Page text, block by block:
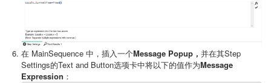
在 MainSequence 中，插入一个Message Popup， 并在其Step
Settings的Text and Button选项卡中将以下的值作为Message
Expression ：